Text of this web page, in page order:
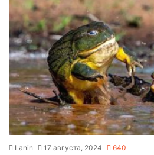
Lanin 17 августа, 2024 640